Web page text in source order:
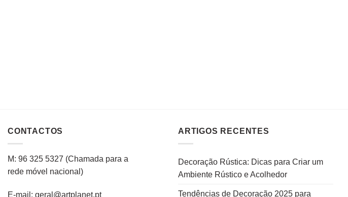
CONTACTOS
M: 96 325 5327 (Chamada para a
rede móvel nacional )
E-mail: geral@artplanet.pt
ARTIGOS RECENTES
Decoração Rústica: Dicas para Criar um
Ambiente Rústico e Acolhedor
Tendências de Decoração 2025 para